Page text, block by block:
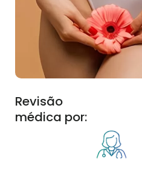
Revisão
médica por: